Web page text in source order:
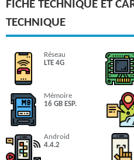
FICHE TECHNIQUE ET
TECHNIQUE
Réseau
LTE 4G
Mémoire
16 GB ESP.
Android
4.4.2